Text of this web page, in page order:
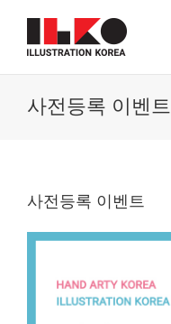
content
사전등록 이벤트
사전등록 이벤트